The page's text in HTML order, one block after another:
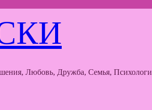
Любовь, Дружба, Семья,